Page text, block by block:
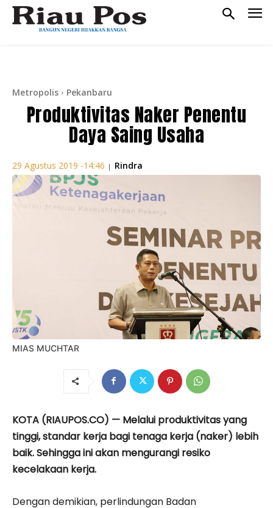
Metropolis Pekanbaru
Produktivitas Naker Penentu
Daya Saing Usaha
29 Agustus 2019 -14:46 | Rindra
MIAS MUCHTAR
KOTA (RIAUPOS.CO) — Melalui produktivitas yang
tinggi, standar kerja bagi tenaga kerja (naker) lebih
baik. Sehingga ini akan mengurangi resiko
kecelakaan kerja.
Dengan demikian, perlindungan Badan